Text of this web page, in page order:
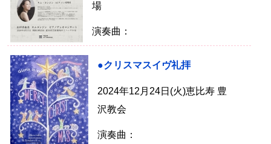
場
演奏曲：
●クリスマスイヴ礼拝
2024年12月24日(火)恵比寿 豊
沢教会
演奏曲：